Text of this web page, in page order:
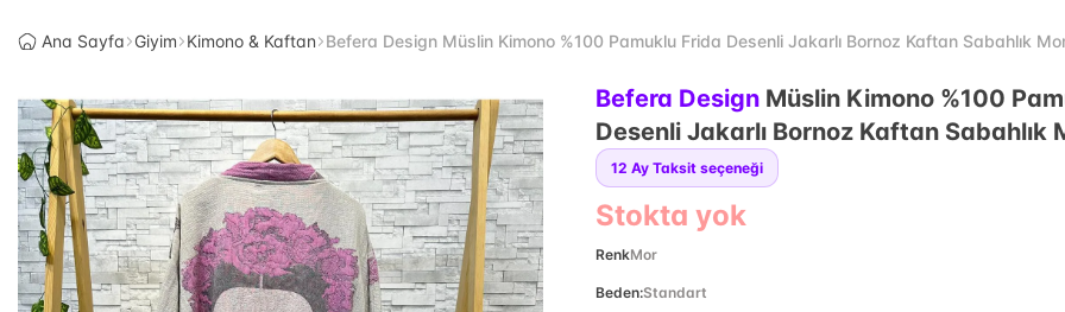
Ana Sayfa Giyim Kimono & Kaftan Befera Design Müslin Kimono %100 Pamuklu Frida Desenli Jakarlı Bornoz Kaftan Sabahlık
Befera Design Müslin Kimono %100
Desenli Jakarlı Bornoz Kaftan Sabahlık
12 Ay Taksit seçeneği
Stokta yok
RenkMor
Beden:Standart